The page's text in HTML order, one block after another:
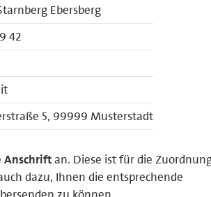
Ebersberg
42
5, 99999 Musterstadt
Anschriftan. Diese ist für die
dazu, Ihnen die entsprechende
zu können.